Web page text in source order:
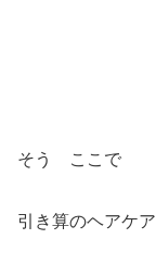
そう ここで
引き算のヘアケア